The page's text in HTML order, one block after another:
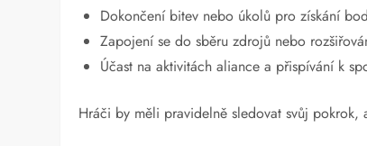
Dokončení bitev nebo úkolů pro získání
Zapojení se do sběru zdrojů nebo
Účast na aktivitách aliance a přispívání k
Hráči by měli pravidelně sledovat svůj